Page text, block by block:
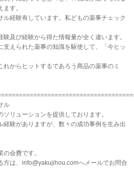
す。
経験有しています。私どもの薬事チェック
及び経験から得た情報量が全く違います。
支えられた薬事の知識を駆使して、「今ヒッ
れからヒットするであろう商品の薬事のミ
ル
リューションを提供しております。
経験がありますが、数々の成功事例を生み出
会費です。
方は、info@yakujihou.comへメールでお問合